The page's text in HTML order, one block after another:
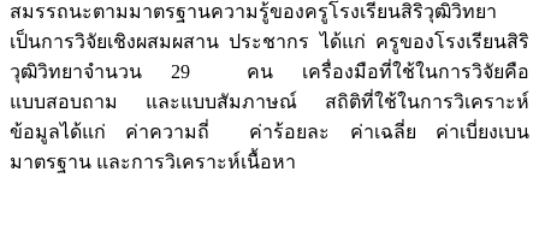
สมรรถนะตามมาตรฐานความรู้ของครูโรงเรียนสิริวุฒิวิทยา
เป็นการวิจัยเชิงผสมผสาน ประชากร ได้แก่ ครูของโรงเรียนสิริ
วุฒิวิทยาจำนวน 29 คน เครื่องมือที่ใช้ในการวิจัยคือ
แบบสอบถาม และแบบสัมภาษณ์ สถิติที่ใช้ในการวิเคราะห์
ข้อมูลได้แก่ ค่าความถี่ ค่าร้อยละ ค่าเฉลี่ย ค่าเบี่ยงเบน
มาตรฐาน และการวิเคราะห์เนื้อหา